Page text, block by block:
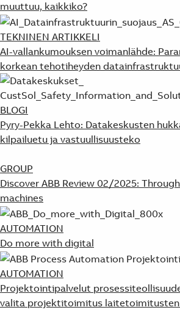
muuttuu, kaikkiko?
TEKNINEN ARTIKKELI
AI-vallankumouksen voimanlähde:
korkean tehotiheyden
BLOGI
Pyry-Pekka Lehto: Datakeskusten
kilpailuetu ja vastuullisuusteko
GROUP
Discover ABB Review 02/2025:
machines
AUTOMATION
Do more with digital
AUTOMATION
Projektointipalvelut
valita projektitoimitus laitetoimitusten